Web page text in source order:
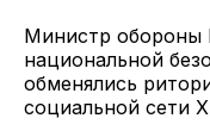
Министр обороны
национальной
обменялись
социальной сети